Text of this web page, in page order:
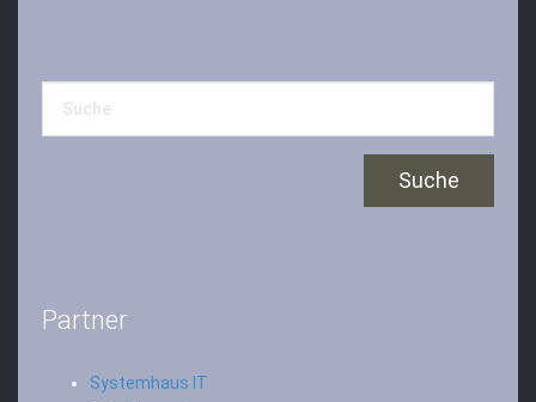
Partner
Systemhaus IT